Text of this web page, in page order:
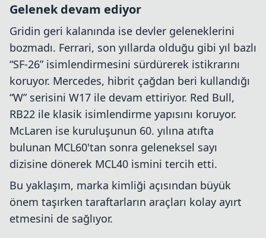
Gelenek devam ediyor
Gridin geri kalanında ise devler geleneklerini
bozmadı. Ferrari, son yıllarda olduğu gibi yıl bazlı
“SF-26” isimlendirmesini sürdürerek istikrarını
koruyor. Mercedes, hibrit çağdan beri kullandığı
“W” serisini W17 ile devam ettiriyor. Red Bull,
RB22 ile klasik isimlendirme yapısını koruyor.
McLaren ise kuruluşunun 60. yılına atıfta
bulunan MCL60'tan sonra geleneksel sayı
dizisine dönerek MCL40 ismini tercih etti.
Bu yaklaşım, marka kimliği açısından büyük
önem taşırken taraftarların araçları kolay ayırt
etmesini de sağlıyor.